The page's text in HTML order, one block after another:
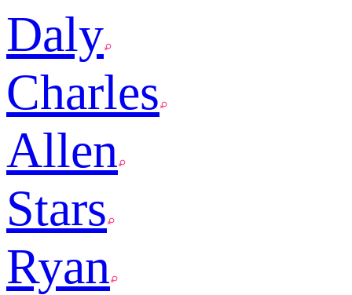
Daly
Charles
Allen
Stars
Ryan